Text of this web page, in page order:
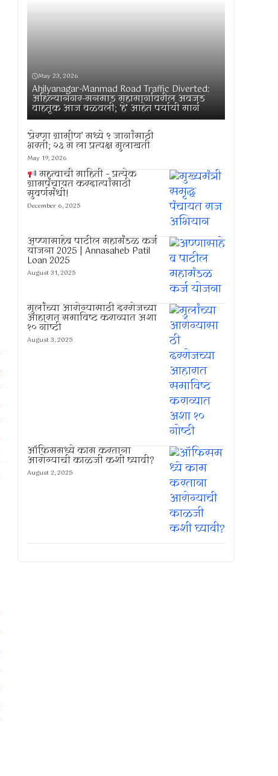
May 23, 2026
Ahilyanagar-Manmad Road Traffic Diverted:
अहिल्यानगर-मनमाड महामार्गावरील अवजड
वाहतूक आज वळवली; ‘हे’ आहेत पर्यायी मार्ग
‘प्रेरणा ग्रामीण’ मध्ये ९ जागांसाठी
भरती; २३ मे ला प्रत्यक्ष मुलाखती
May 19, 2026
महत्वाची माहिती – प्रत्येक
ग्रामपंचायत करदात्यांसाठी
सुवर्णसंधी!
December 6, 2025
अण्णासाहेब पाटील महामंडळ कर्ज
योजना 2025 | Annasaheb Patil
Loan 2025
August 31, 2025
मुलांच्या आरोग्यासाठी दररोजच्या
आहारात समाविष्ट कराव्यात अशा
१० गोष्टी
August 3, 2025
ऑफिसमध्ये काम करताना
आरोग्याची काळजी कशी घ्यावी?
August 2, 2025